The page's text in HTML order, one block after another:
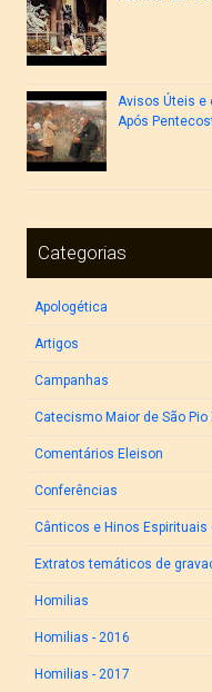
Avisos Úteis e
Após
Categorias
Apologética
Artigos
Campanhas
Catecismo Maior de São Pio
Comentários Eleison
Conferências
Cânticos e Hinos Espirituais
Extratos temáticos de
Homilias
Homilias - 2016
Homilias - 2017